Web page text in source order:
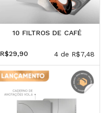
10 FILTROS DE CAFÉ
R$29,90 4 de R$7,48